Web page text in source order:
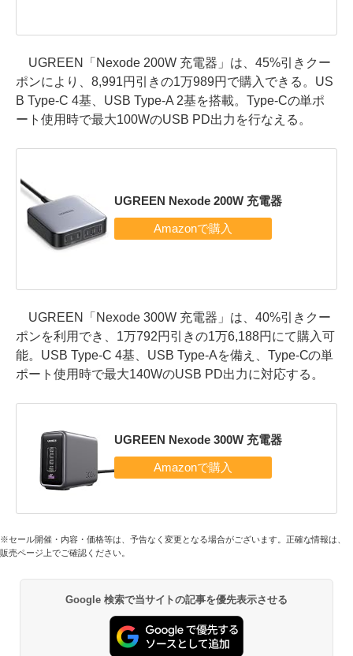
UGREEN「Nexode 200W 充電器」は、45%引きクー
ポンにより、8,991円引きの1万989円で購入できる。US
B Type-C 4基、USB Type-A 2基を搭載。Type-Cの単ポ
ート使用時で最大100WのUSB PD出力を行なえる。
UGREEN Nexode 200W 充電器
UGREEN「Nexode 300W 充電器」は、40%引きクー
ポンを利用でき、1万792円引きの1万6,188円にて購入可
能。USB Type-C 4基、USB Type-Aを備え、Type-Cの単
ポート使用時で最大140WのUSB PD出力に対応する。
UGREEN Nexode 300W 充電器
※セール開催・内容・価格等は、予告なく変更となる場合がございます。正確な情報は、
販売ページ上でご確認ください。
Google 検索で当サイトの記事を優先表示させる